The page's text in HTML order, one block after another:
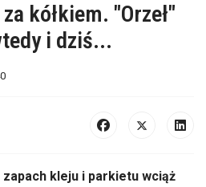
kółkiem. "Orzeł"
i dziś...
zapach kleju i parkietu wciąż